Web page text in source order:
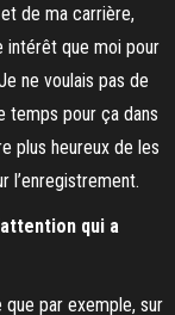
de ma carrière,
intérêt que moi pour
ne voulais pas de
temps pour ça dans
plus heureux de les
l’enregistrement.
qui a
que par exemple, sur